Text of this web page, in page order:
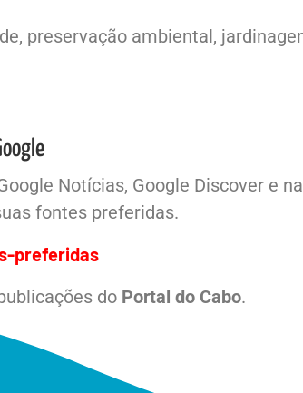
preservação ambiental,
Notícias, Google Discover e
fontes preferidas.
preferidas
do Portal do Cabo.